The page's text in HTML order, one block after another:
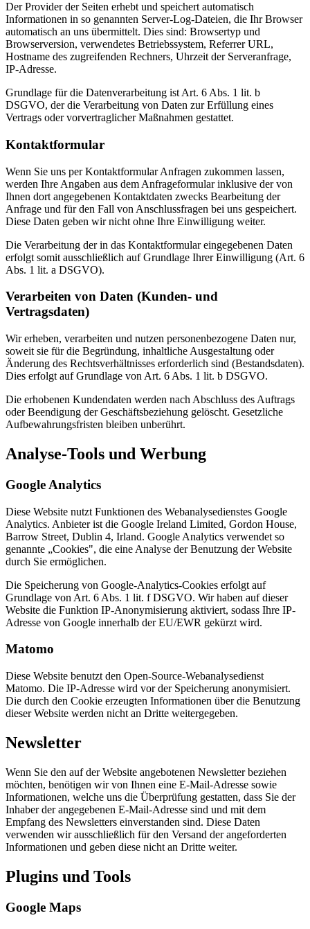
Der Provider der Seiten erhebt und speichert automatisch
Informationen in so genannten Server-Log-Dateien, die Ihr Browser
automatisch an uns übermittelt. Dies sind: Browsertyp und
Browserversion, verwendetes Betriebssystem, Referrer URL,
Hostname des zugreifenden Rechners, Uhrzeit der Serveranfrage,
IP-Adresse.
Grundlage für die Datenverarbeitung ist Art. 6 Abs. 1 lit. b
DSGVO, der die Verarbeitung von Daten zur Erfüllung eines
Vertrags oder vorvertraglicher Maßnahmen gestattet.
Kontaktformular
Wenn Sie uns per Kontaktformular Anfragen zukommen lassen,
werden Ihre Angaben aus dem Anfrageformular inklusive der von
Ihnen dort angegebenen Kontaktdaten zwecks Bearbeitung der
Anfrage und für den Fall von Anschlussfragen bei uns gespeichert.
Diese Daten geben wir nicht ohne Ihre Einwilligung weiter.
Die Verarbeitung der in das Kontaktformular eingegebenen Daten
erfolgt somit ausschließlich auf Grundlage Ihrer Einwilligung (Art. 6
Abs. 1 lit. a DSGVO).
Verarbeiten von Daten (Kunden- und
Vertragsdaten)
Wir erheben, verarbeiten und nutzen personenbezogene Daten nur,
soweit sie für die Begründung, inhaltliche Ausgestaltung oder
Änderung des Rechtsverhältnisses erforderlich sind (Bestandsdaten).
Dies erfolgt auf Grundlage von Art. 6 Abs. 1 lit. b DSGVO.
Die erhobenen Kundendaten werden nach Abschluss des Auftrags
oder Beendigung der Geschäftsbeziehung gelöscht. Gesetzliche
Aufbewahrungsfristen bleiben unberührt.
Analyse-Tools und Werbung
Google Analytics
Diese Website nutzt Funktionen des Webanalysedienstes Google
Analytics. Anbieter ist die Google Ireland Limited, Gordon House,
Barrow Street, Dublin 4, Irland. Google Analytics verwendet so
genannte „Cookies", die eine Analyse der Benutzung der Website
durch Sie ermöglichen.
Die Speicherung von Google-Analytics-Cookies erfolgt auf
Grundlage von Art. 6 Abs. 1 lit. f DSGVO. Wir haben auf dieser
Website die Funktion IP-Anonymisierung aktiviert, sodass Ihre IP-
Adresse von Google innerhalb der EU/EWR gekürzt wird.
Matomo
Diese Website benutzt den Open-Source-Webanalysedienst
Matomo. Die IP-Adresse wird vor der Speicherung anonymisiert.
Die durch den Cookie erzeugten Informationen über die Benutzung
dieser Website werden nicht an Dritte weitergegeben.
Newsletter
Wenn Sie den auf der Website angebotenen Newsletter beziehen
möchten, benötigen wir von Ihnen eine E-Mail-Adresse sowie
Informationen, welche uns die Überprüfung gestatten, dass Sie der
Inhaber der angegebenen E-Mail-Adresse sind und mit dem
Empfang des Newsletters einverstanden sind. Diese Daten
verwenden wir ausschließlich für den Versand der angeforderten
Informationen und geben diese nicht an Dritte weiter.
Plugins und Tools
Google Maps